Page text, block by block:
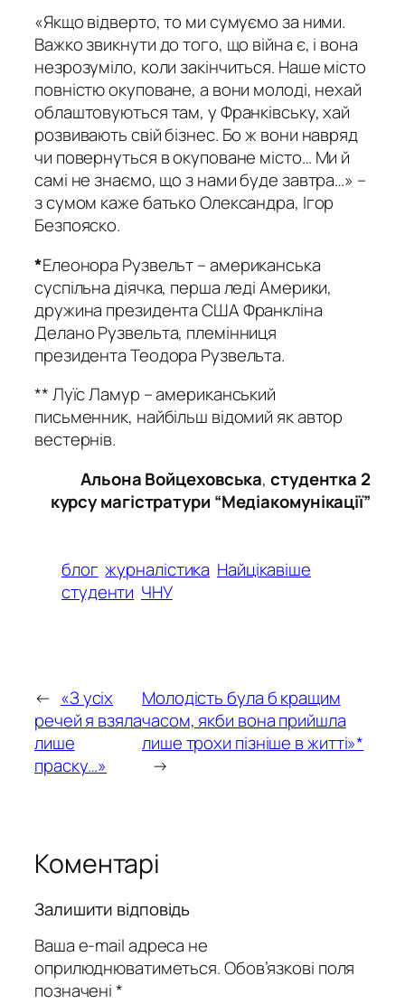
«Якщо відверто, то ми сумуємо за ними.
Важко звикнути до того, що війна є, і вона
незрозуміло, коли закінчиться. Наше місто
повністю окуповане, а вони молоді, нехай
облаштовуються там, у Франківську, хай
розвивають свій бізнес. Бо ж вони навряд
чи повернуться в окуповане місто… Ми й
самі не знаємо, що з нами буде завтра…» –
з сумом каже батько Олександра, Ігор
Безпояско.
*Елеонора Рузвельт – американська
суспільна діячка, перша леді Америки,
дружина президента США Франкліна
Делано Рузвельта, племінниця
президента Теодора Рузвельта.
** Луїс Ламур – американський
письменник, найбільш відомий як автор
вестернів.
Альона Войцеховська, студентка 2
курсу магістратури “Медіакомунікації”
блог журналістика Найцікавіше
студенти ЧНУ
← «З усіх
речей я взяла
лише
праску…»
Молодість була б кращим
часом, якби вона прийшла
лише трохи пізніше в житті»*
→
Коментарі
Залишити відповідь
Ваша e-mail адреса не
оприлюднюватиметься.Обов’язкові поля
позначені*